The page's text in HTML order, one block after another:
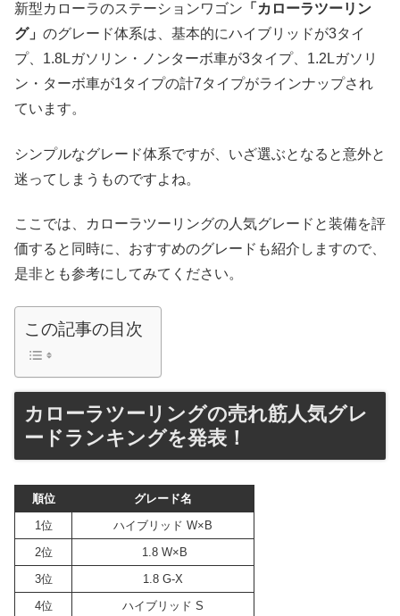
新型カローラのステーションワゴン 「カローラツーリン
グ」 のグレード体系は、基本的にハイブリッドが3タイ
プ、1.8Lガソリン・ノンターボ車が3タイプ、1.2Lガソリ
ン・ターボ車が1タイプの計7タイプがラインナップされ
ています。
シンプルなグレード体系ですが、いざ選ぶとなると意外と
迷ってしまうものですよね。
ここでは、カローラツーリングの人気グレードと装備を評
価すると同時に、おすすめのグレードも紹介しますので、
是非とも参考にしてみてください。
この記事の目次
カローラツーリングの売れ筋人気グレ
ードランキングを発表！
順位
グレード名
1位
ハイブリッド W×B
2位
1.8 W×B
3位
1.8 G-X
4位
ハイブリッド S